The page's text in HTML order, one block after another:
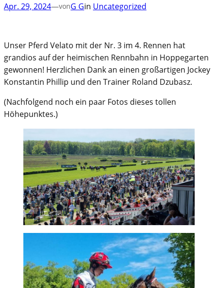
Apr. 29, 2024—vonG Gin Uncategorized
Unser Pferd Velato mit der Nr. 3 im 4. Rennen hat
grandios auf der heimischen Rennbahn in Hoppegarten
gewonnen! Herzlichen Dank an einen großartigen Jockey
Konstantin Phillip und den Trainer Roland Dzubasz.
(Nachfolgend noch ein paar Fotos dieses tollen
Höhepunktes.)